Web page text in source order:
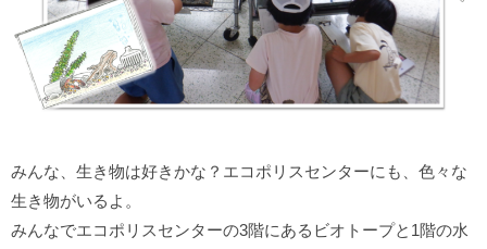
みんな、生き物は好きかな？エコポリスセンターにも、色々な
生き物がいるよ。
みんなでエコポリスセンターの3階にあるビオトープと1階の水